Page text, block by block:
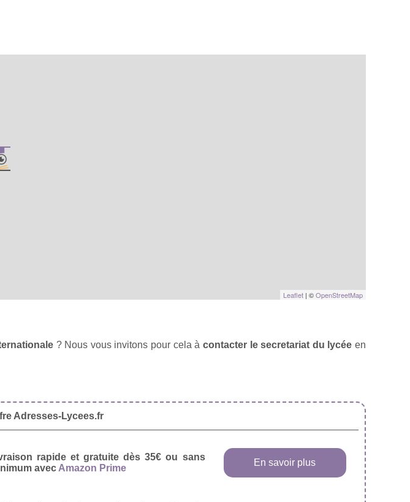
Leaflet | ©OpenStreetMap
? Nous vous invitons pour cela à contacter le secretariat du lycée en
Adresses-Lycees.fr
rapide et gratuite dès 35€ ou sans
avec Amazon Prime
En savoir plus